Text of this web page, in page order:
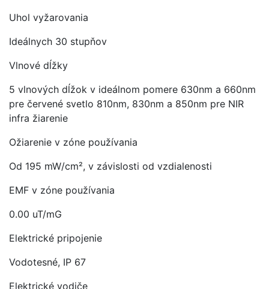
Uhol vyžarovania
Ideálnych 30 stupňov
Vlnové dĺžky
5 vlnových dĺžok v ideálnom pomere 630nm a 660nm
pre červené svetlo 810nm, 830nm a 850nm pre NIR
infra žiarenie
Ožiarenie v zóne používania
Od 195 mW/cm², v závislosti od vzdialenosti
EMF v zóne používania
0.00 uT/mG
Elektrické pripojenie
Vodotesné, IP 67
Elektrické vodiče